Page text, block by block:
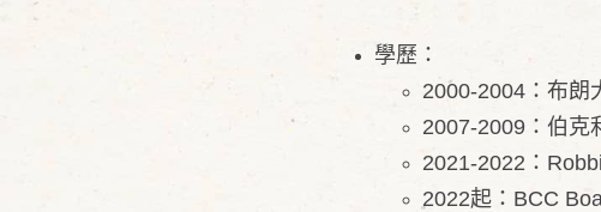
學歷：
​2000-2004：布朗
2007-2009：伯克
2021-2022：
2022起：BCC